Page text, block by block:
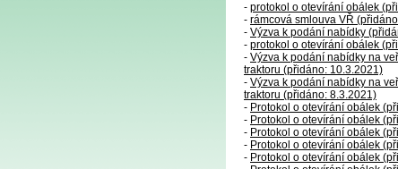
- protokol o otevírání obálek
- rámcová smlouva VŘ
- Výzva k podání nabídky
- protokol o otevírání obálek
- Výzva k podání nabídky na
traktoru (přidáno: 10.3.2021)
- Výzva k podání nabídky na
traktoru (přidáno: 8.3.2021)
- Protokol o otevírání obálek
- Protokol o otevírání obálek
- Protokol o otevírání obálek
- Protokol o otevírání obálek
- Protokol o otevírání obálek